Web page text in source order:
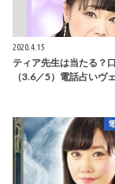
2020.4.15
ティア先生は当たる？
（3.6／5）電話占いヴ